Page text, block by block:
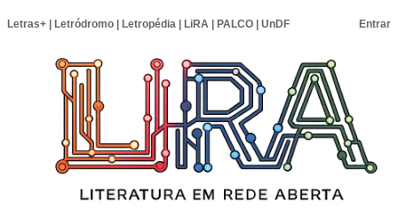
Letras+ Letródromo Letropédia LiRA PALCO UnDF Entrar